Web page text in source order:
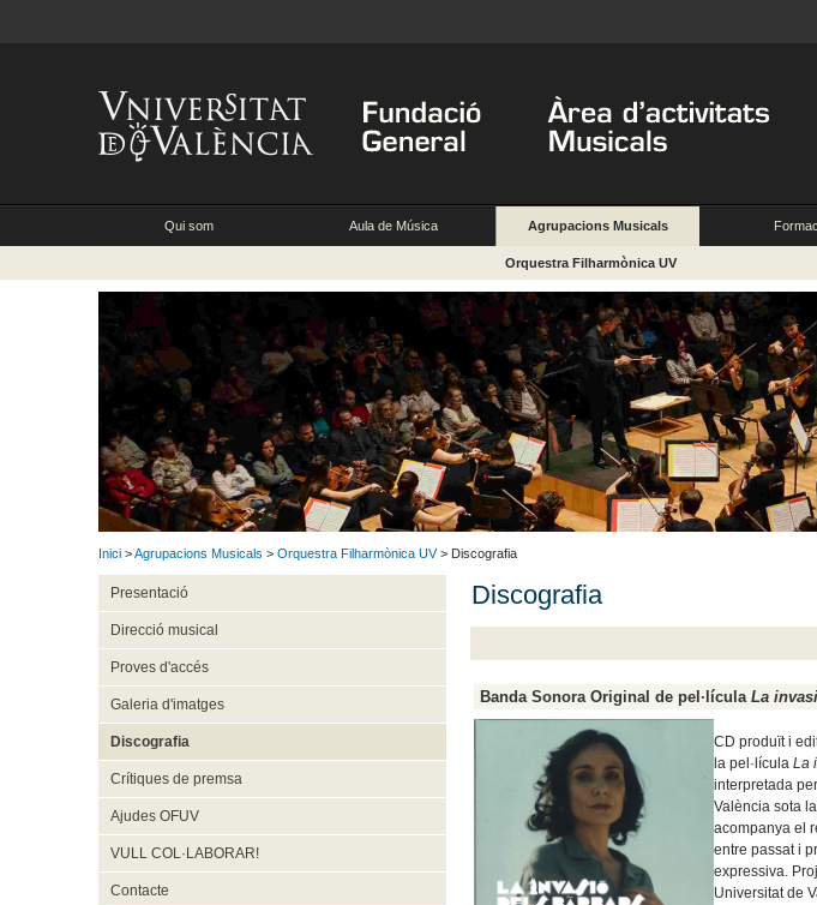
Qui som Aula de Música Agrupacions Musicals
Orquestra Filharmònica UV
Inici >Agrupacions Musicals > Orquestra Filharmònica UV> Discografia
Presentació
Direcció musical
Proves d'accés
Galeria d'imatges
Discografia
Crítiques de premsa
Ajudes OFUV
VULL COL·LABORAR!
Contacte
Discografia
Banda Sonora Original de pel·lículaLa
CD produït i
la pel·lícula La
interpretada
València sota
acompanya el
entre passat i
expressiva.
Universitat de